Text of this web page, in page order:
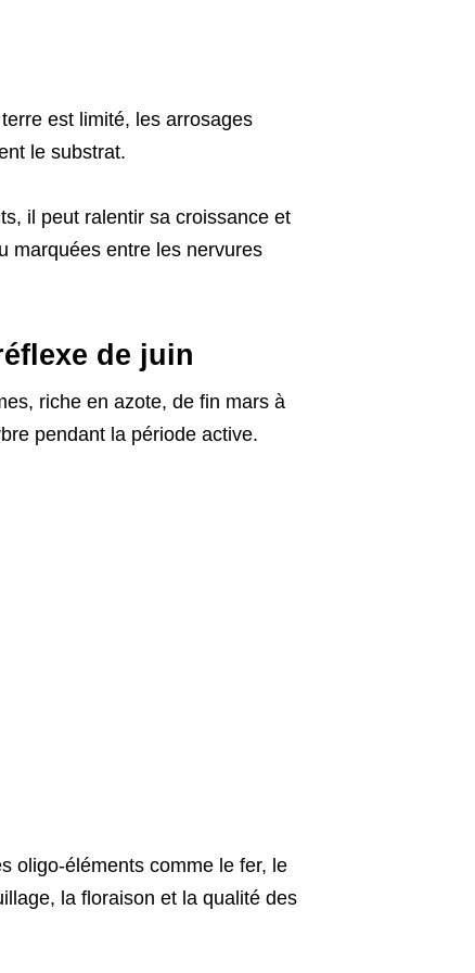
est limité, les arrosages
le substrat.
il peut ralentir sa croissance et
marquées entre les nervures
de juin
riche en azote, de fin mars à
pendant la période active.
oligo-éléments comme le fer, le
la floraison et la qualité des